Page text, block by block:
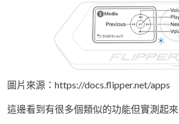
圖片來源：https://docs.flipper.net/apps
這邊看到有很多個類似的功能但實測起來